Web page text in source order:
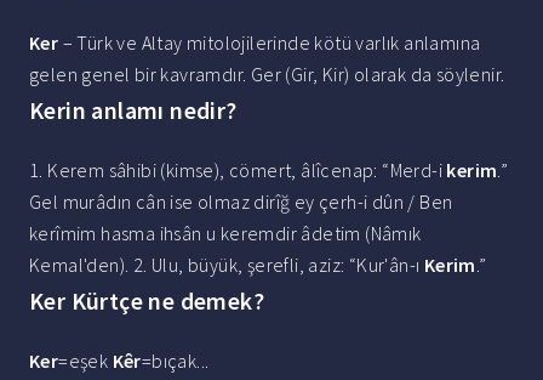
Ker – Türk ve Altay mitolojilerinde kötü varlık anlamına
gelen genel bir kavramdır. Ger (Gir, Kir) olarak da söylenir.
Kerin anlamı nedir?
1. Kerem sâhibi (kimse), cömert, âlîcenap: “Merd-i kerim.”
Gel murâdın cân ise olmaz dirîğ ey çerh-i dûn / Ben
kerîmim hasma ihsân u keremdir âdetim (Nâmık
Kemal'den). 2. Ulu, büyük, şerefli, aziz: “Kur'ân-ı Kerim.”
Ker Kürtçe ne demek?
Ker=eşek Kêr=bıçak...